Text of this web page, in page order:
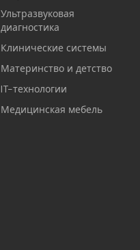
Ультразвуковая
диагностика
Клинические системы
Материнство и детство
IT-технологии
Медицинская мебель